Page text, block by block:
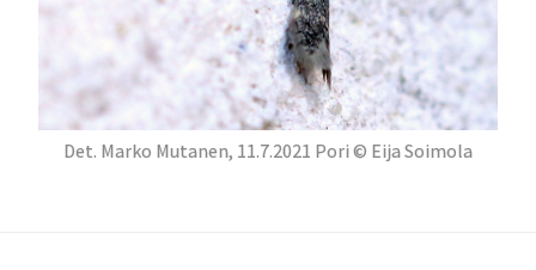
Det. Marko Mutanen, 11.7.2021 Pori © Eija Soimola